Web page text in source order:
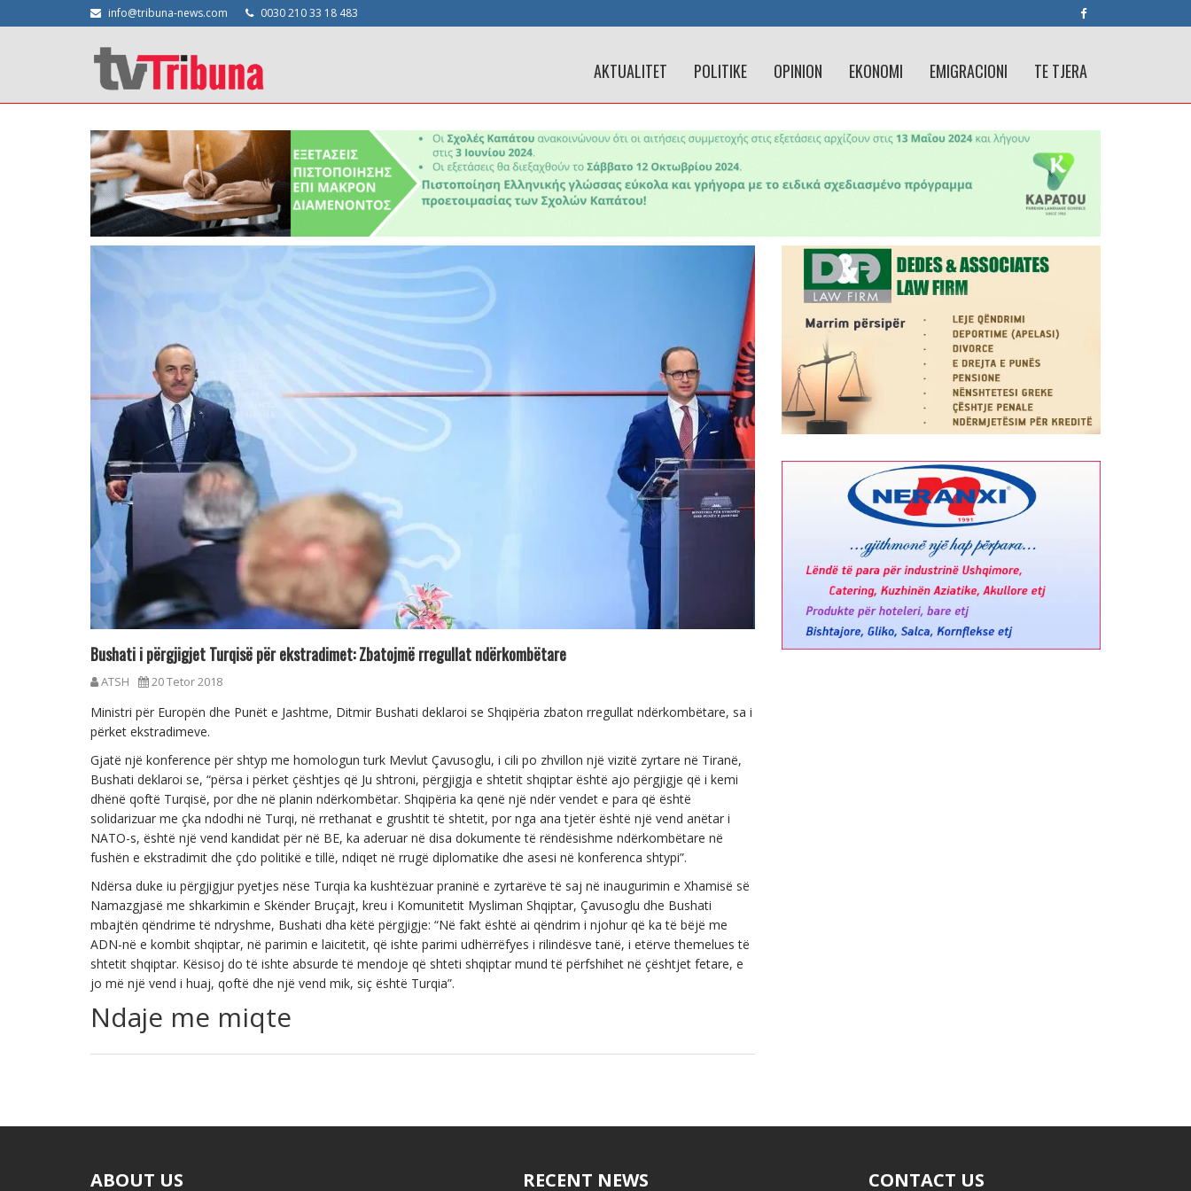
info@tribuna-news.com 0030 210 33 18 483
AKTUALITET POLITIKE OPINION EKONOMI EMIGRACIONI TE TJERA
Bushati i përgjigjet Turqisë për ekstradimet: Zbatojmë rregullat ndërkombëtare
ATSH 20 Tetor 2018
Ministri për Europën dhe Punët e Jashtme, Ditmir Bushati deklaroi se Shqipëria zbaton rregullat ndërkombëtare, sa i
përket ekstradimeve.
Gjatë një konference për shtyp me homologun turk Mevlut Çavusoglu, i cili po zhvillon një vizitë zyrtare në Tiranë,
Bushati deklaroi se, “përsa i përket çështjes që Ju shtroni, përgjigja e shtetit shqiptar është ajo përgjigje që i kemi
dhënë qoftë Turqisë, por dhe në planin ndërkombëtar. Shqipëria ka qenë një ndër vendet e para që është
solidarizuar me çka ndodhi në Turqi, në rrethanat e grushtit të shtetit, por nga ana tjetër është një vend anëtar i
NATO-s, është një vend kandidat për në BE, ka aderuar në disa dokumente të rëndësishme ndërkombëtare në
fushën e ekstradimit dhe çdo politikë e tillë, ndiqet në rrugë diplomatike dhe asesi në konferenca shtypi”.
Ndërsa duke iu përgjigjur pyetjes nëse Turqia ka kushtëzuar praninë e zyrtarëve të saj në inaugurimin e Xhamisë së
Namazgjasë me shkarkimin e Skënder Bruçajt, kreu i Komunitetit Mysliman Shqiptar, Çavusoglu dhe Bushati
mbajtën qëndrime të ndryshme, Bushati dha këtë përgjigje: “Në fakt është ai qëndrim i njohur që ka të bëjë me
ADN-në e kombit shqiptar, në parimin e laicitetit, që ishte parimi udhërrëfyes i rilindësve tanë, i etërve themelues të
shtetit shqiptar. Kësisoj do të ishte absurde të mendoje që shteti shqiptar mund të përfshihet në çështjet fetare, e
jo më një vend i huaj, qoftë dhe një vend mik, siç është Turqia”.
Ndaje me miqte
ABOUT US RECENT NEWS CONTACT US